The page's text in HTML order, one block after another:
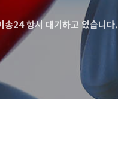
송24 항시 대기하고 있습니다.